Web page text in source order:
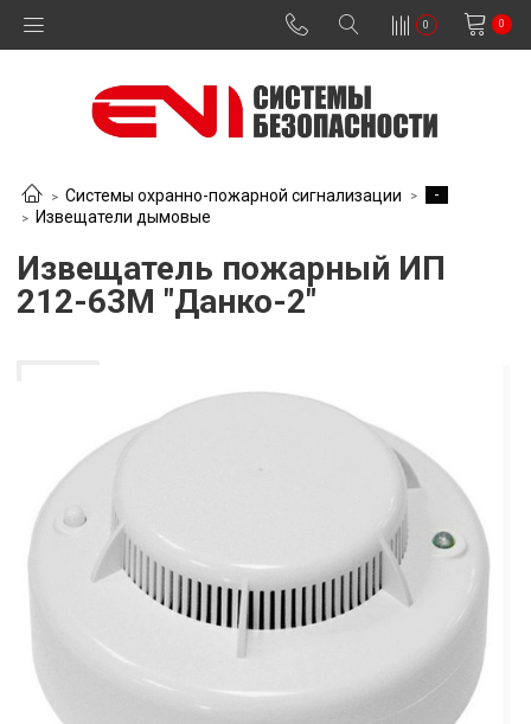
0 0
Системы охранно-пожарной сигнализации
-
Извещатели дымовые
Извещатель пожарный ИП
212-63М "Данко-2"